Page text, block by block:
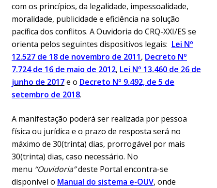
com os princípios, da legalidade, impessoalidade,
moralidade, publicidade e eficiência na solução
pacífica dos conflitos. A Ouvidoria do CRQ-XXI/ES se
orienta pelos seguintes dispositivos legais: Lei Nº
12.527 de 18 de novembro de 2011, Decreto Nº
7.724 de 16 de maio de 2012, Lei Nº 13.460 de 26 de
junho de 2017e o Decreto Nº 9.492, de 5 de
setembro de 2018.
A manifestação poderá ser realizada por pessoa
física ou jurídica e o prazo de resposta será no
máximo de 30(trinta) dias, prorrogável por mais
30(trinta) dias, caso necessário. No
menu “Ouvidoria”deste Portal encontra-se
disponível o Manual do sistema e-OUV, onde